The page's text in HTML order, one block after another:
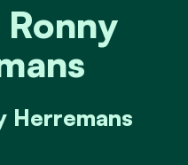
Herremans